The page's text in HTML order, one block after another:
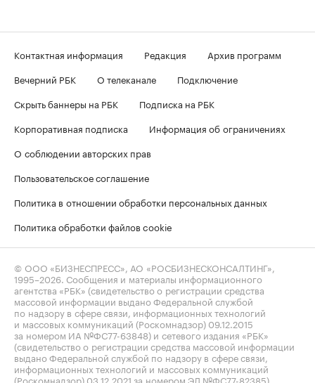
Контактная информация Редакция
Архив программ
Вечерний РБК
О телеканале
Подключение
Скрыть баннеры на РБК
Подписка на РБК
Корпоративная подписка
Информация об ограничениях
О соблюдении авторских прав
Пользовательское соглашение
Политика в отношении обработки персональных данных
Политика обработки файлов cookie
© ООО «БИЗНЕСПРЕСС», АО «РОСБИЗНЕСКОНСАЛТИНГ»,
1995–2026 . Сообщения и материалы информационного
агентства «РБК» (свидетельство о регистрации средства
массовой информации выдано Федеральной службой
по надзору в сфере связи, информационных технологий
и массовых коммуникаций (Роскомнадзор) 09.12.2015
за номером ИА №ФС77-63848) и сетевого издания «РБК»
(свидетельство о регистрации средства массовой информации
выдано Федеральной службой по надзору в сфере связи,
информационных технологий и массовых коммуникаций
(Роскомнадзор) 03.12.2021 за номером ЭЛ №ФС77-82385)